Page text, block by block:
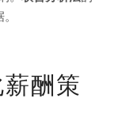
酬策